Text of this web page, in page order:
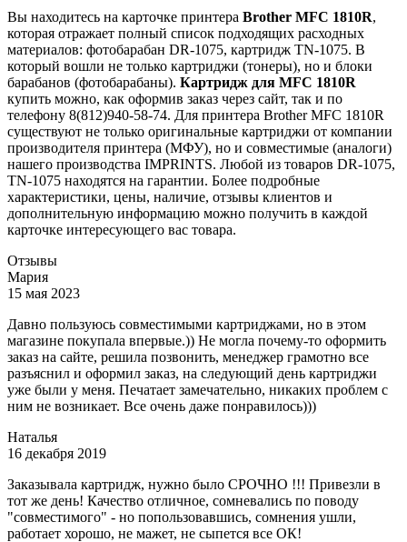
Вы находитесь на карточке принтера Brother MFC 1810R,
которая отражает полный список подходящих расходных
материалов: фотобарабан DR-1075, картридж TN-1075. В
который вошли не только картриджи (тонеры), но и блоки
барабанов (фотобарабаны). Картридж для MFC 1810R
купить можно, как оформив заказ через сайт, так и по
телефону 8(812)940-58-74. Для принтера Brother MFC 1810R
существуют не только оригинальные картриджи от компании
производителя принтера (МФУ), но и совместимые (аналоги)
нашего производства IMPRINTS. Любой из товаров DR-1075,
TN-1075 находятся на гарантии. Более подробные
характеристики, цены, наличие, отзывы клиентов и
дополнительную информацию можно получить в каждой
карточке интересующего вас товара.
Отзывы
Мария
15 мая 2023
Давно пользуюсь совместимыми картриджами, но в этом
магазине покупала впервые.)) Не могла почему-то оформить
заказ на сайте, решила позвонить, менеджер грамотно все
разъяснил и оформил заказ, на следующий день картриджи
уже были у меня. Печатает замечательно, никаких проблем с
ним не возникает. Все очень даже понравилось)))
Наталья
16 декабря 2019
Заказывала картридж, нужно было СРОЧНО !!! Привезли в
тот же день! Качество отличное, сомневались по поводу
"совместимого" - но попользовавшись, сомнения ушли,
работает хорошо, не мажет, не сыпется все ОК!